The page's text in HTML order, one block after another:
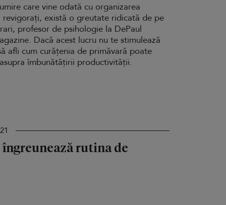
care vine odată cu organizarea
revigorați, există o greutate ridicată de pe
profesor de psihologie la DePaul
Dacă acest lucru nu te stimulează
afli cum curățenia de primăvară poate
îmbunătățirii productivității.
rutina de